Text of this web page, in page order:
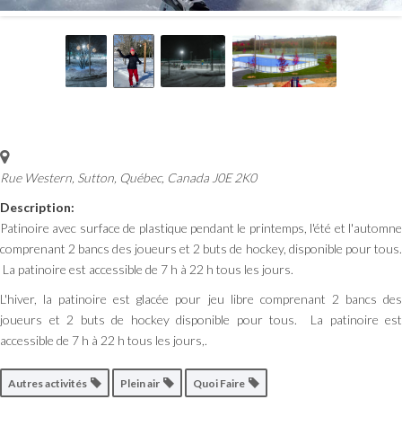
Rue Western, Sutton Québec, Canada J0E 2K0
Description:
Patinoire avec surface de plastique pendant le printemps, l'été et l'automne
comprenant 2 bancs des joueurs et 2 buts de hockey, disponible pour tous.
La patinoire est accessible de 7 h à 22 h tous les jours.
L'hiver, la patinoire est glacée pour jeu libre comprenant 2 bancs des
joueurs et 2 buts de hockey disponible pour tous. La patinoire est
accessible de 7 h à 22 h tous les jours,.
Autres activités Plein air Quoi Faire